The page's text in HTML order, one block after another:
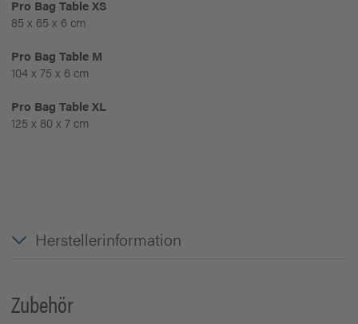
Pro Bag Table XS
85 x 65 x 6 cm
Pro Bag Table M
104 x 75 x 6 cm
Pro Bag Table XL
125 x 80 x 7 cm
Herstellerinformation
Zubehör